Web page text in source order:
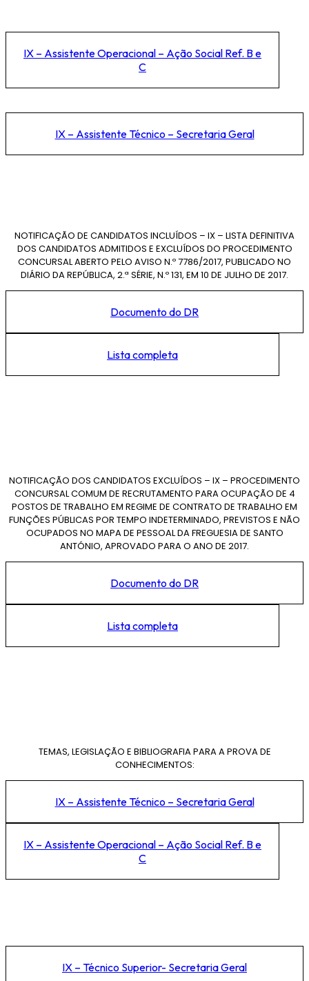
IX – Assistente Operacional – Ação Social Ref. B e
C
IX – Assistente Técnico – Secretaria Geral
NOTIFICAÇÃO DE CANDIDATOS INCLUÍDOS – IX – LISTA DEFINITIVA
DOS CANDIDATOS ADMITIDOS E EXCLUÍDOS DO PROCEDIMENTO
CONCURSAL ABERTO PELO AVISO N.º 7786/2017, PUBLICADO NO
DIÁRIO DA REPÚBLICA, 2.ª SÉRIE, N.º 131, EM 10 DE JULHO DE 2017.
Documento do DR
Lista completa
NOTIFICAÇÃO DOS CANDIDATOS EXCLUÍDOS – IX – PROCEDIMENTO
CONCURSAL COMUM DE RECRUTAMENTO PARA OCUPAÇÃO DE 4
POSTOS DE TRABALHO EM REGIME DE CONTRATO DE TRABALHO EM
FUNÇÕES PÚBLICAS POR TEMPO INDETERMINADO, PREVISTOS E NÃO
OCUPADOS NO MAPA DE PESSOAL DA FREGUESIA DE SANTO
ANTÓNIO, APROVADO PARA O ANO DE 2017.
Documento do DR
Lista completa
TEMAS, LEGISLAÇÃO E BIBLIOGRAFIA PARA A PROVA DE
CONHECIMENTOS:
IX – Assistente Técnico – Secretaria Geral
IX – Assistente Operacional – Ação Social Ref. B e
C
IX – Técnico Superior- Secretaria Geral